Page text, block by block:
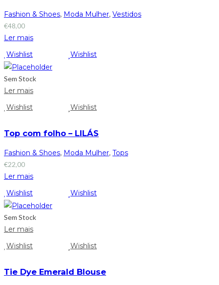
Fashion & Shoes, Moda Mulher, Vestidos
€48,00
Ler mais
Wishlist
Wishlist
Sem Stock
Ler mais
Wishlist
Wishlist
Top com folho – LILÁS
Fashion & Shoes, Moda Mulher, Tops
€22,00
Ler mais
Wishlist
Wishlist
Sem Stock
Ler mais
Wishlist
Wishlist
Tie Dye Emerald Blouse